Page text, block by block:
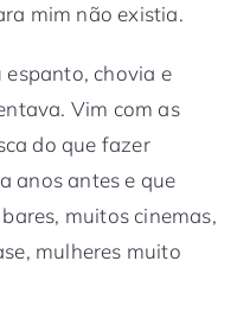
mim não existia.
espanto, chovia e
Vim com as
do que fazer
anos antes e que
muitos cinemas,
mulheres muito